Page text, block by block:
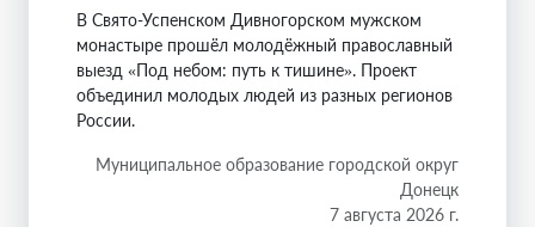
В Свято-Успенском Дивногорском мужском
монастыре прошёл молодёжный православный
выезд «Под небом: путь к тишине». Проект
объединил молодых людей из разных регионов
России.
Муниципальное образование городской округ
Донецк
7 августа 2026 г.